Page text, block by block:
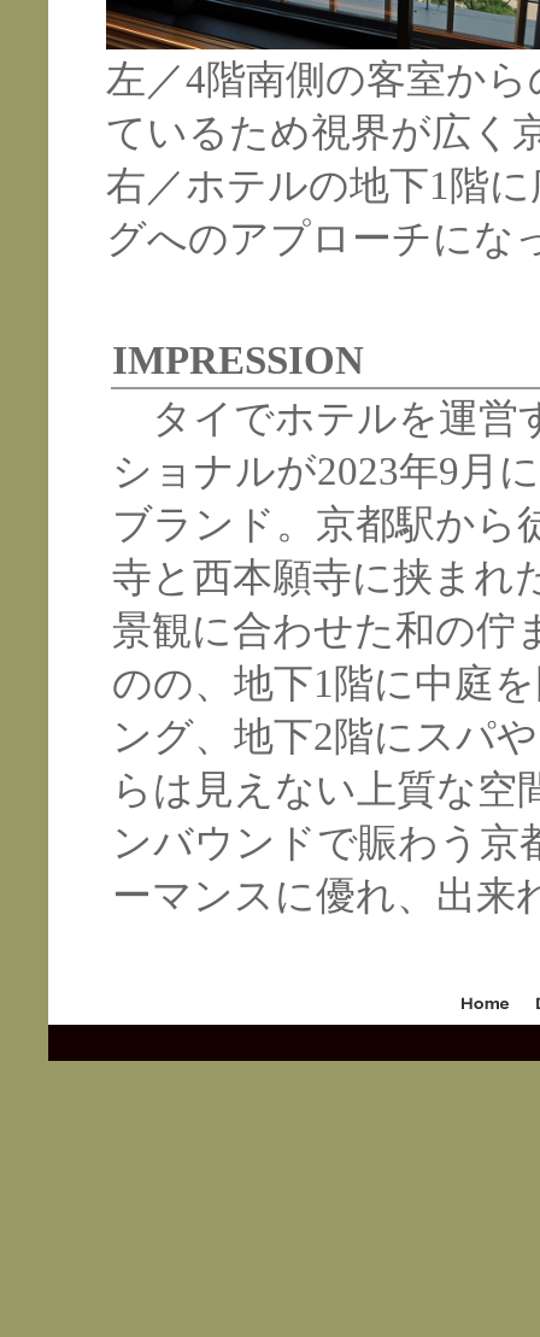
左／4階南側の客室か
ているため視界が広く
右／ホテルの地下1階
グへのアプローチにな
IMPRESSION
タイでホテルを運営
ショナルが2023年9月
ブランド。京都駅から
寺と西本願寺に挟まれ
景観に合わせた和の佇
のの、地下1階に中庭
ング、地下2階にスパ
らは見えない上質な空
ンバウンドで賑わう
ーマンスに優れ、出来